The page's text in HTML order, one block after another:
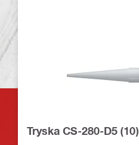
Tryska CS-280-D5 (10)